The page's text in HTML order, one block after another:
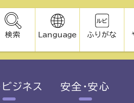
検索 Language ふりがな
ビジネス 安全・安心